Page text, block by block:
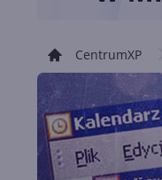
CentrumXP